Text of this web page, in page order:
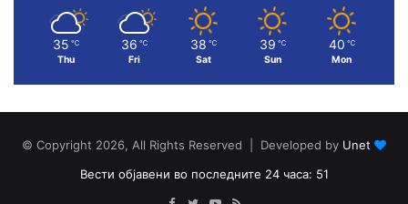
35 ℃
Thu
36 ℃
Fri
38 ℃
Sat
39 ℃
Sun
40 ℃
Mon
© Copyright 2026, All Rights Reserved | Developed by Unet
Вести објавени во последните 24 часа: 51